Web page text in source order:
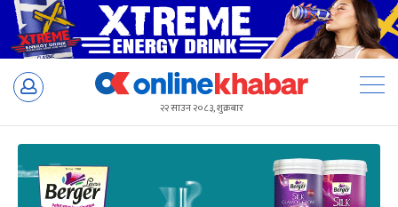
Skip
२२ साउन २०८३, शुक्रबार